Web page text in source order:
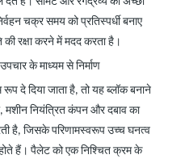
चक्र समय को प्रतिस्पर्धी बनाए
रक्षा करने में मदद करता है।
के माध्यम से निर्माण
दे दिया जाता है, तो यह ब्लॉक बनाने
मशीन नियंत्रित कंपन और दबाव का
है, जिसके परिणामस्वरूप उच्च घनत्व
होते हैं। पैलेट को एक निश्चित क्रम के